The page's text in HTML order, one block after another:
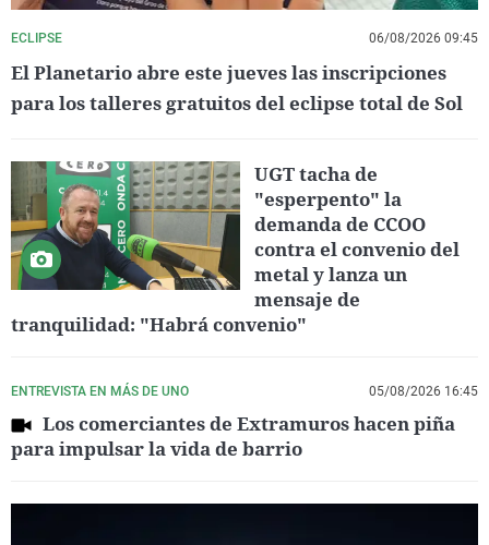
ECLIPSE 06/08/2026 09:45
El Planetario abre este jueves las inscripciones
para los talleres gratuitos del eclipse total de Sol
UGT tacha de
"esperpento" la
demanda de CCOO
contra el convenio del
metal y lanza un
mensaje de
tranquilidad: "Habrá convenio"
ENTREVISTA EN MÁS DE UNO 05/08/2026 16:45
Los comerciantes de Extramuros hacen piña
para impulsar la vida de barrio